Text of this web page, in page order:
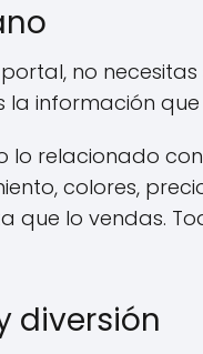
no
información que
relacionado
colores,
que lo vendas.
diversión